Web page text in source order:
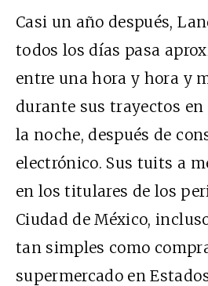
Casi un año después,
todos los días pasa
entre una hora y hora y
durante sus trayectos
la noche, después de
electrónico. Sus tuits a
en los titulares de los
Ciudad de México,
tan simples como
supermercado en